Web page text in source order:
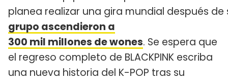
planea realizar una gira mundial después
grupo ascendieron a
300 mil millones de wones. Se espera que
el regreso completo de BLACKPINK escriba
una nueva historia del K-POP tras su